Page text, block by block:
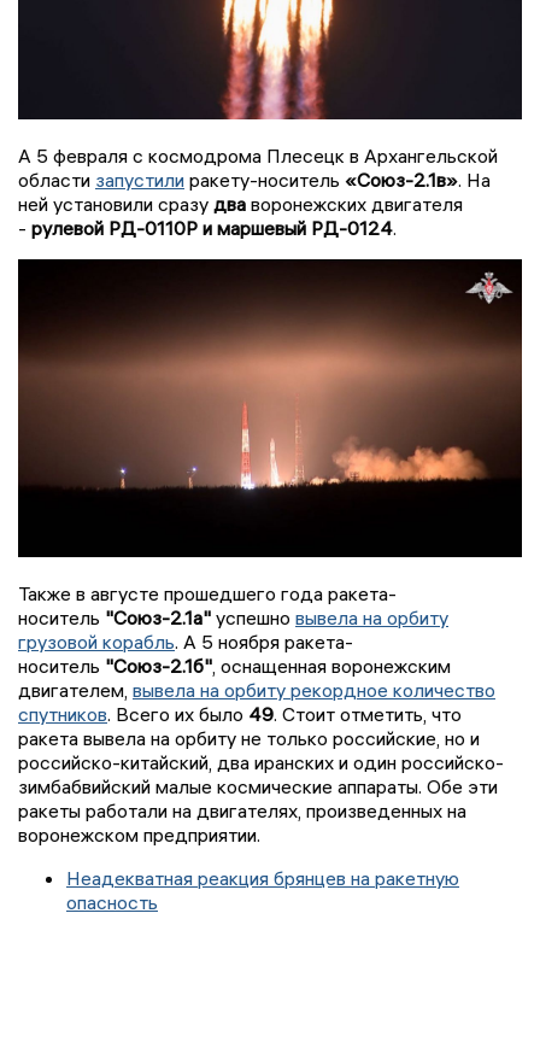
А 5 февраля с космодрома Плесецк в Архангельской
области запустили ракету-носитель «Союз-2.1в». На
ней установили сразу два воронежских двигателя
- рулевой РД-0110Р и маршевый РД-0124.
Также в августе прошедшего года ракета-
носитель "Союз-2.1а" успешно вывела на орбиту
грузовой корабль. А 5 ноября ракета-
носитель "Союз-2.1б", оснащенная воронежским
двигателем, вывела на орбиту рекордное количество
спутников. Всего их было 49. Стоит отметить, что
ракета вывела на орбиту не только российские, но и
российско-китайский, два иранских и один российско-
зимбабвийский малые космические аппараты. Обе эти
ракеты работали на двигателях, произведенных на
воронежском предприятии.
Неадекватная реакция брянцев на ракетную
опасность